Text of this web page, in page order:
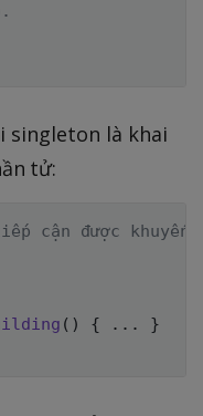
singleton là khai
tử:
cận được khuyến
( ) { . . .
}